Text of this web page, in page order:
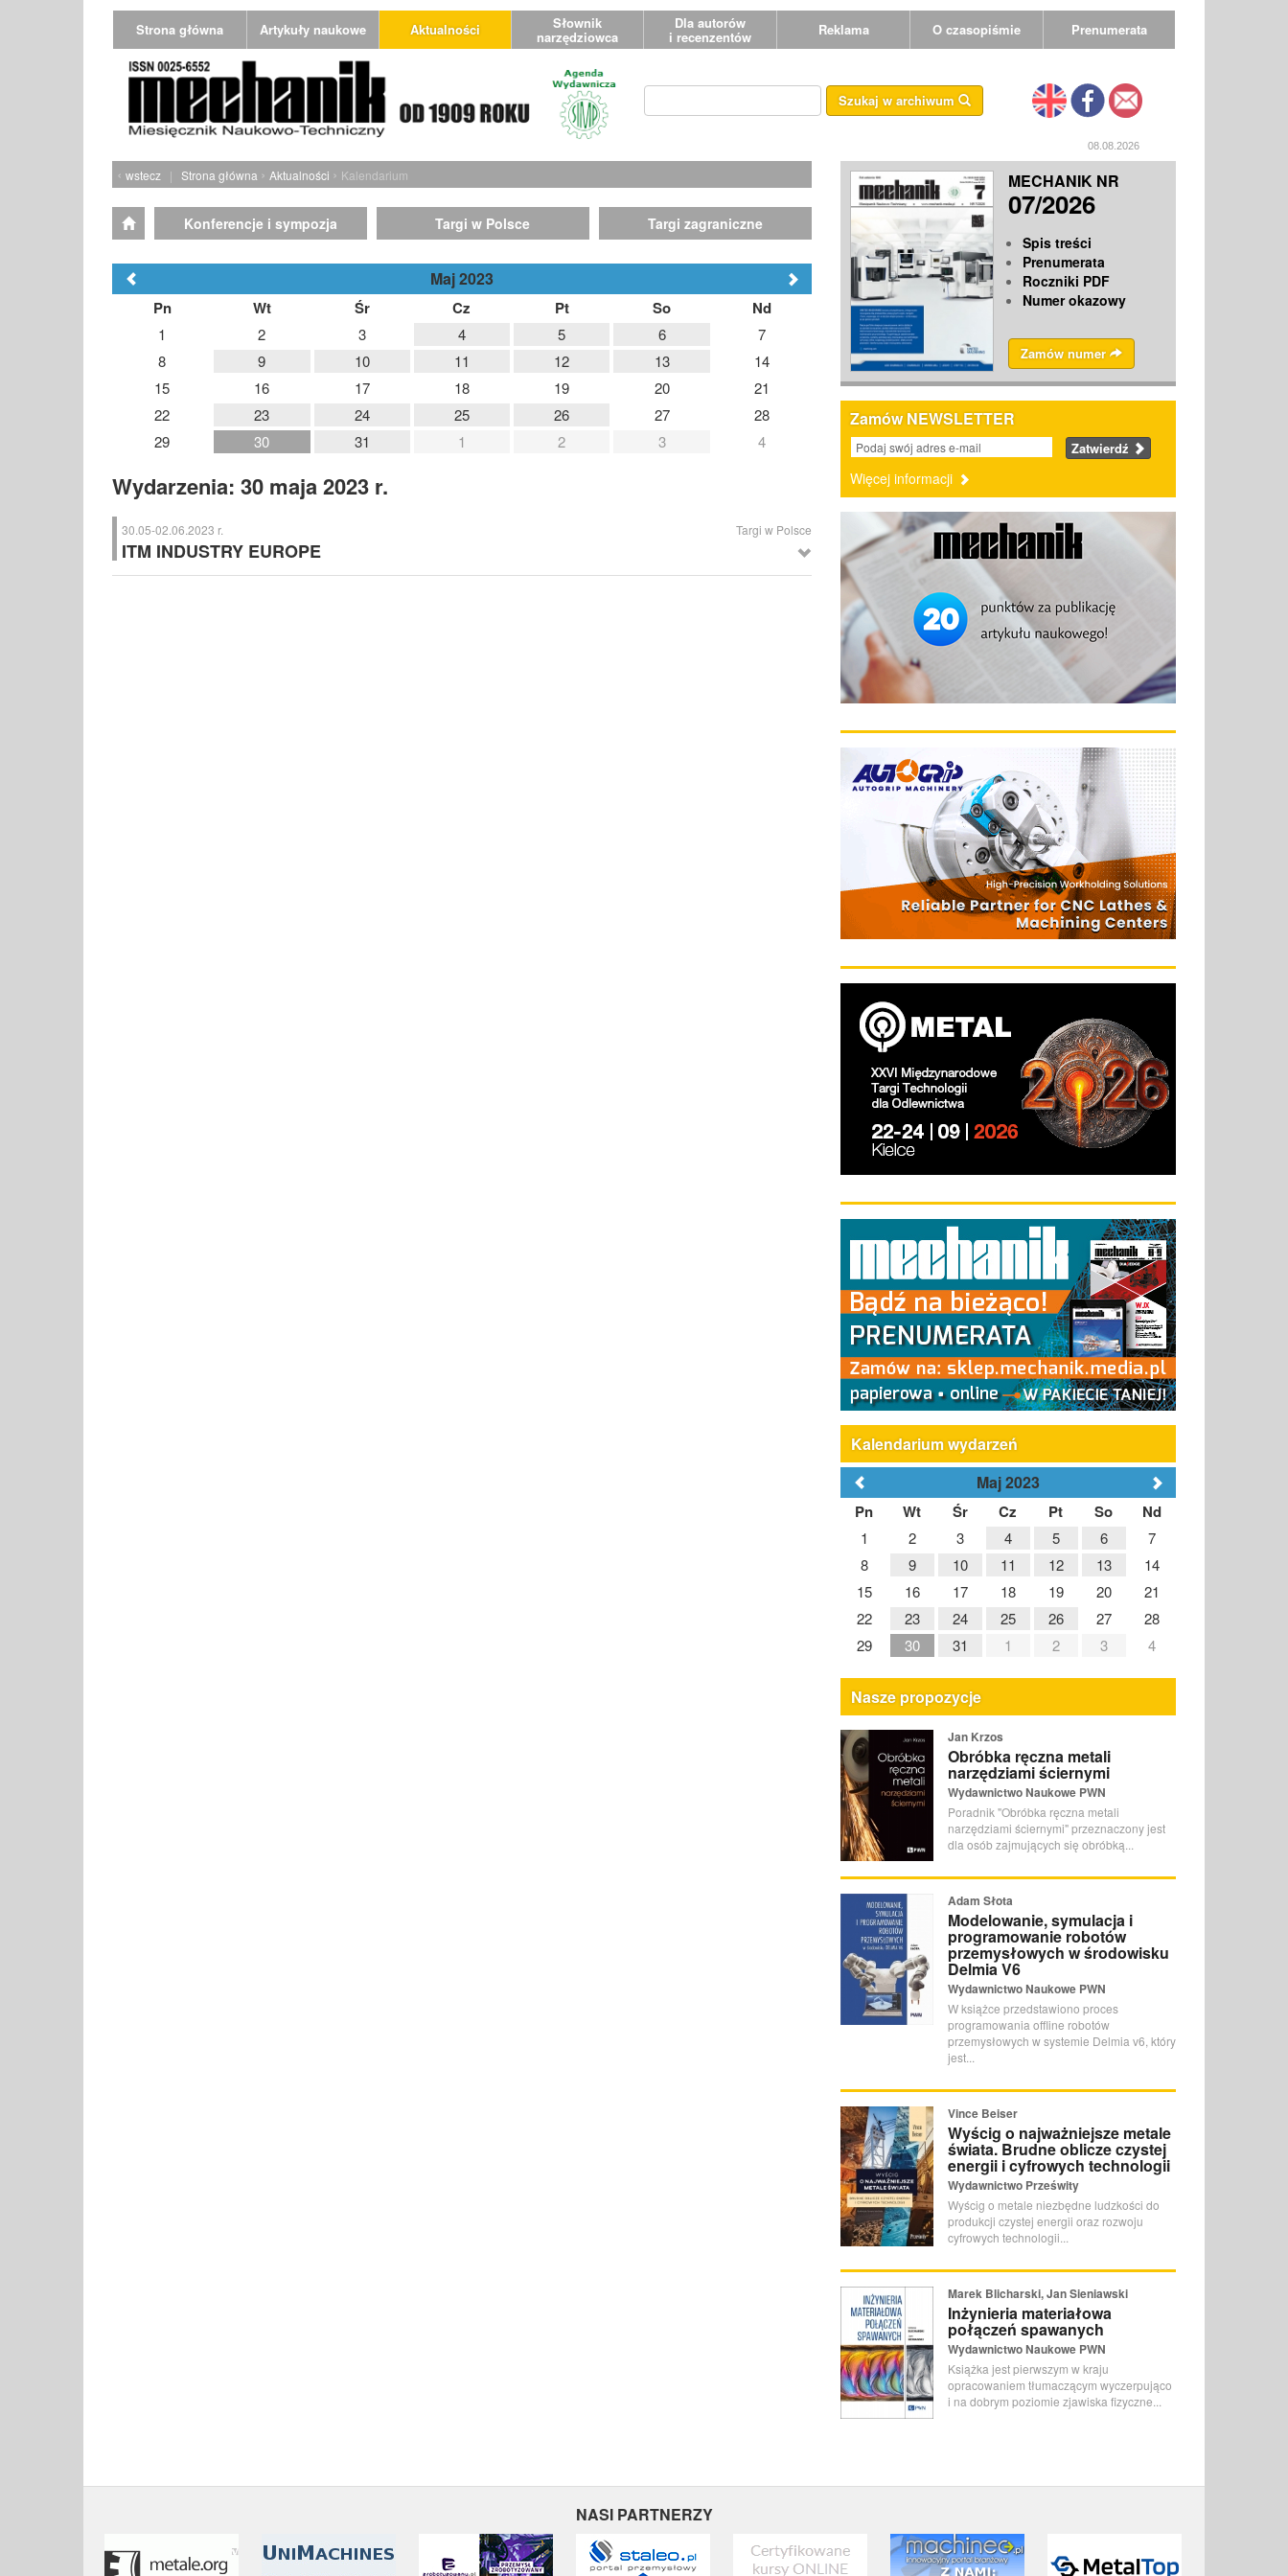
Strona główna Artykuły naukowe Aktualności Słownik
narzędziowca
Dla autorów
i recenzentów Reklama O czasopiśmie Prenumerata
Szukaj w archiwum
08.08.2026
‹ wstecz | Strona główna › Aktualności › Kalendarium
Konferencje i sympozja Targi w Polsce Targi zagraniczne
Maj 2023
Pn Wt Śr Cz Pt So Nd
1 2 3 4 5 6
7
8
9 10 11 12 13
14
15
16 17 18 19 20
21
22
23 24 25 26 27
28
29
30 31 1 2 3 4
Wydarzenia: 30 maja 2023 r.
30.05-02.06.2023 r. Targi w Polsce
ITM INDUSTRY EUROPE
ITM INDUSTRY EUROPE, Poznań:
MECHANIK NR
07/2026
Spis treści
Prenumerata
Roczniki PDF
Numer okazowy
Zamów numer
Zamów NEWSLETTER
Zatwierdź
Więcej informacji
Kalendarium wydarzeń
Maj 2023
Pn Wt Śr Cz Pt So Nd
1 2 3 4 5 6
7
8
9 10 11 12 13
14
15
16 17 18 19 20
21
22
23 24 25 26 27
28
29
30 31 1 2 3 4
Nasze propozycje
Jan Krzos
Obróbka ręczna metali
narzędziami ściernymi
Wydawnictwo Naukowe PWN
Poradnik "Obróbka ręczna metali
narzędziami ściernymi" przeznaczony jest
dla osób zajmujących się obróbką...
Adam Słota
Modelowanie, symulacja i
programowanie robotów
przemysłowych w środowisku
Delmia V6
Wydawnictwo Naukowe PWN
W książce przedstawiono proces
programowania offline robotów
przemysłowych w systemie Delmia v6, który
jest...
Vince Beiser
Wyścig o najważniejsze metale
świata. Brudne oblicze czystej
energii i cyfrowych technologii
Wydawnictwo Prześwity
Wyścig o metale niezbędne ludzkości do
produkcji czystej energii oraz rozwoju
cyfrowych technologii...
Marek Blicharski, Jan Sieniawski
Inżynieria materiałowa
połączeń spawanych
Wydawnictwo Naukowe PWN
Książka jest pierwszym w kraju
opracowaniem tłumaczącym wyczerpująco
i na dobrym poziomie zjawiska fizyczne...
NASI PARTNERZY